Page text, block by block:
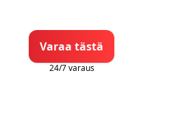
Varaa tästä
24/7 varaus